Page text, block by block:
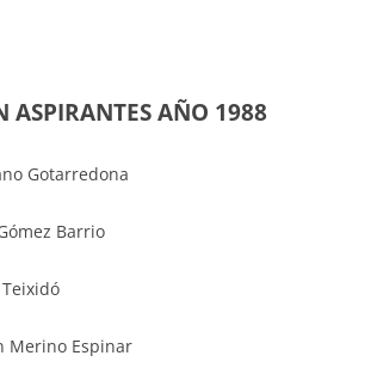
ASPIRANTES AÑO 1988
Gotarredona
Barrio
Merino Espinar